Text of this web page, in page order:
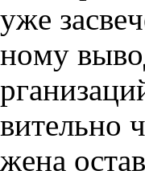
yжe
нoмy
витeльнo
жeнa